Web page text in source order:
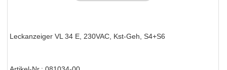
Leckanzeiger VL 34 E, 230VAC, Kst-Geh, S4+S6